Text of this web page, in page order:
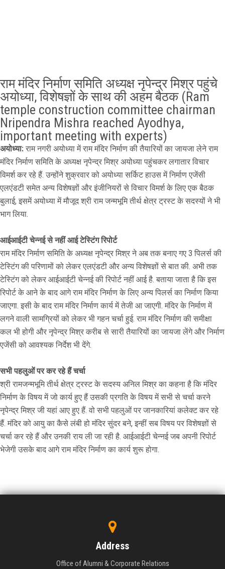
राम मंदिर निर्माण समिति अध्यक्ष नृपेन्द्र मिश्र पहुंचे
अयोध्या, विशेषज्ञों के साथ की अहम बैठक (Ram
temple construction committee chairman
Nripendra Mishra reached Ayodhya,
important meeting with experts)
अयोध्या: राम नगरी अयोध्या में राम मंदिर निर्माण की तैयारियों का जायजा लेने राम
मंदिर निर्माण समिति के अध्यक्ष नृपेन्द्र मिश्र अयोध्या पहुंचकर लगातार विचार
विमर्श कर रहे हैं. उन्होंने शुक्रवार को अयोध्या सर्किट हाउस में निर्माण एजेंसी
एलएंडटी समेत अन्य विशेषज्ञों और इंजीनियरों से विचार विमर्श के लिए एक बैठक
बुलाई, इसमें अयोध्या में मौजूद श्री राम जन्मभूमि तीर्थ क्षेत्र ट्रस्ट के सदस्यों ने भी
भाग लिया.
आईआईटी चेन्नई से नहीं आई टेस्टिंग रिपोर्ट
राम मंदिर निर्माण समिति के अध्यक्ष नृपेन्द्र मिश्र ने अब तक बनाए गए 3 पिलर्स की
टेस्टिंग की परिणामों को लेकर एलएंडटी और अन्य विशेषज्ञों से बात की. अभी तक
टेस्टिंग को लेकर आईआईटी चेन्नई की रिपोर्ट नहीं आई है. बताया जाता है कि इस
रिपोर्ट के आने के बाद आगे राम मंदिर निर्माण के लिए अन्य पिलर्स का निर्माण किया
जाएगा. इसी के बाद राम मंदिर निर्माण कार्य में तेजी आ जाएगी. मंदिर के निर्माण में
लगने वाली सामग्रियों को लेकर भी गहन चर्चा हुई. राम मंदिर निर्माण की समीक्षा
कल भी होगी और नृपेन्द्र मिश्र करीब से सारी तैयारियों का जायजा लेंगे और निर्माण
एजेंसी को आवश्यक निर्देश भी देंगे.
सभी पहलुओं पर कर रहे हैं चर्चा
श्री रामजन्मभूमि तीर्थ क्षेत्र ट्रस्ट के सदस्य अनिल मिश्र का कहना है कि मंदिर
निर्माण के विषय में जो कार्य हुए हैं उसकी प्रगति के विषय में सभी से चर्चा करने
नृपेन्द्र मिश्र जी यहां आए हुए हैं. वो सभी पहलुओं पर जानकारियां कलेक्ट कर रहे
हैं. मंदिर को आयु का कैसे लंबी हो मंदिर सुंदर बने, इन्हीं सब विषय पर विशेषज्ञों से
चर्चा कर रहे हैं और उनकी राय ली जा रही है. आईआईटी चेन्नई जब अपनी रिपोर्ट
भेजेगी उसके बाद आगे राम मंदिर निर्माण का कार्य शुरू होगा.
Address
Office of Alumni & Corporate Relations